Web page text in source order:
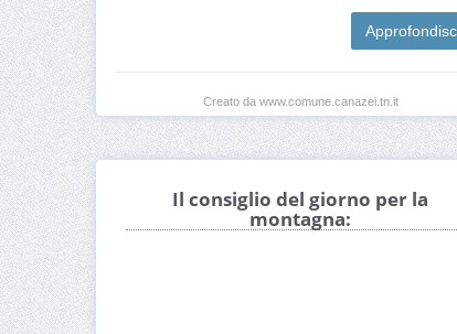
Creato da www.comune.canazei.tn.it
Il consiglio del giorno per la
montagna: